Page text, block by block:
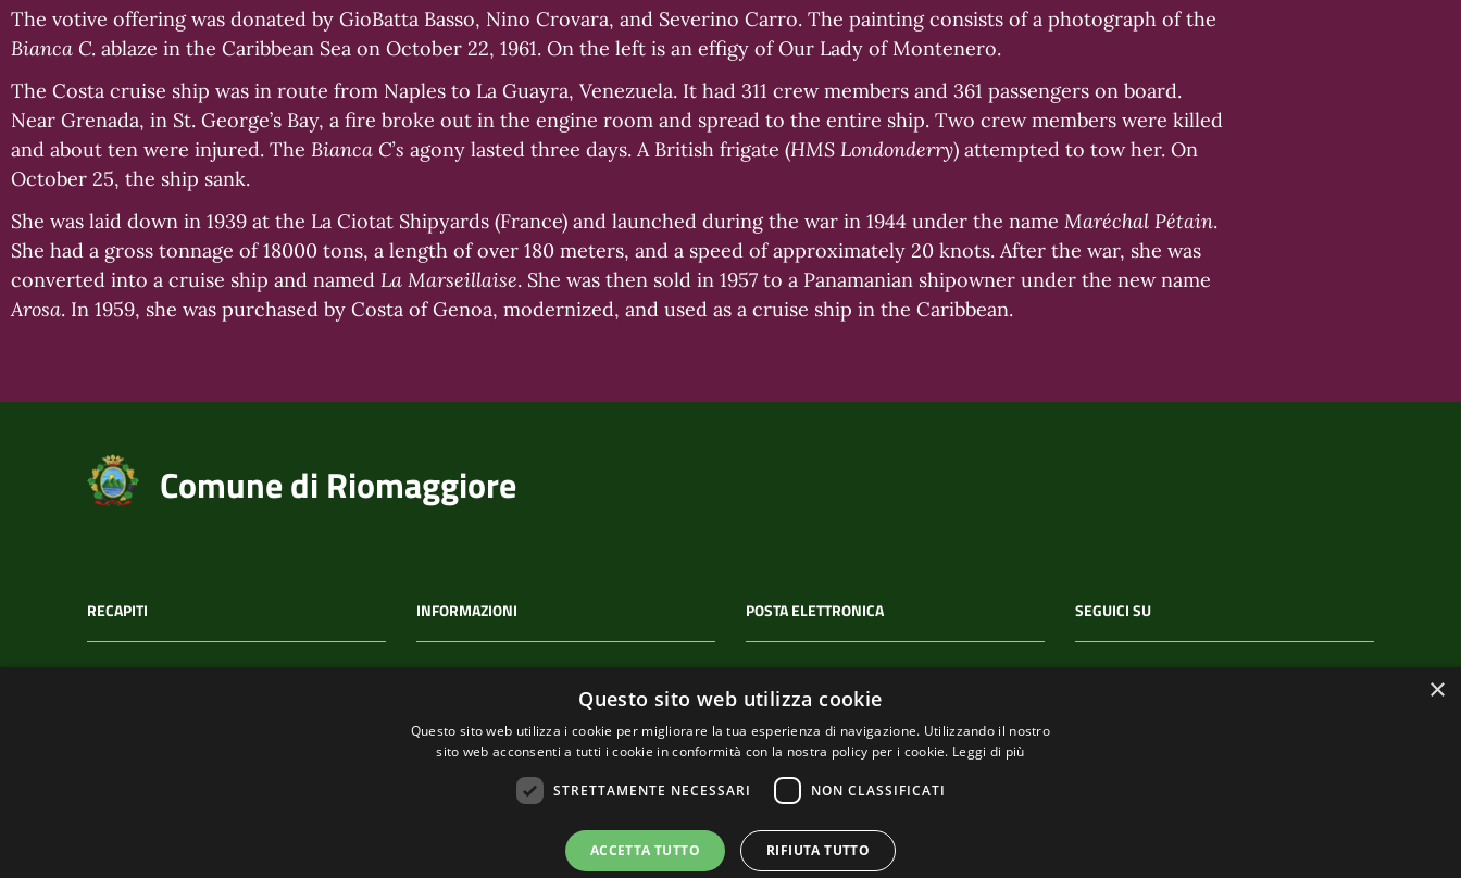
The votive offering was donated by GioBatta Basso, Nino Crovara, and Severino Carro. The painting consists of a photograph of the
Bianca C. ablaze in the Caribbean Sea on October 22, 1961. On the left is an effigy of Our Lady of Montenero.
The Costa cruise ship was in route from Naples to La Guayra, Venezuela. It had 311 crew members and 361 passengers on board.
Near Grenada, in St. George’s Bay, a fire broke out in the engine room and spread to the entire ship. Two crew members were killed
and about ten were injured. The Bianca C’s agony lasted three days. A British frigate (HMS Londonderry) attempted to tow her. On
October 25, the ship sank.
She was laid down in 1939 at the La Ciotat Shipyards (France) and launched during the war in 1944 under the name Maréchal Pétain.
She had a gross tonnage of 18000 tons, a length of over 180 meters, and a speed of approximately 20 knots. After the war, she was
converted into a cruise ship and named La Marseillaise. She was then sold in 1957 to a Panamanian shipowner under the new name
Arosa. In 1959, she was purchased by Costa of Genoa, modernized, and used as a cruise ship in the Caribbean.
Comune di Riomaggiore
RECAPITI INFORMAZIONI POSTA ELETTRONICA
segreteria@pec-
comunediriomaggiore.it
Email
SEGUICI SU
×
Questo sito web utilizza cookie
Questo sito web utilizza i cookie per migliorare la tua esperienza di navigazione. Utilizzando il nostro
sito web acconsenti a tutti i cookie in conformità con la nostra policy per i cookie. Leggi di più
STRETTAMENTE NECESSARI NON CLASSIFICATI
ACCETTA TUTTO RIFIUTA TUTTO